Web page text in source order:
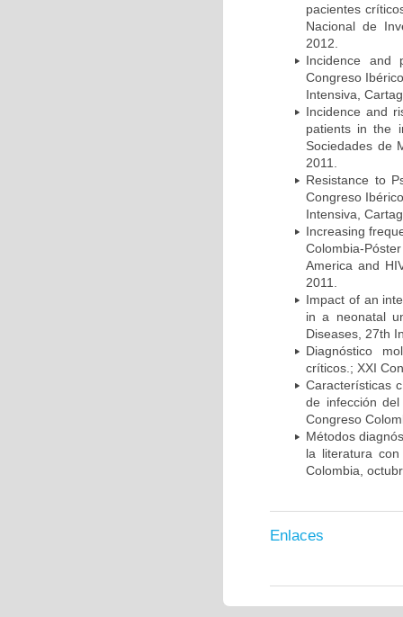
pacientes
Nacional de
2012.
Incidence and
Congreso
Intensiva,
Incidence and
patients in the
Sociedades de
2011.
Resistance to
Congreso
Intensiva,
Increasing
Colombia-
America and
2011.
Impact of an
in a neonatal
Diseases, 27th
Diagnóstico
críticos.; XXI
Características
de infección
Congreso
Métodos
la literatura
Colombia,
Enlaces